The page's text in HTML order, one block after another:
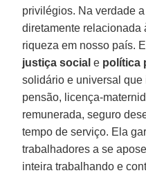
privilégios. Na verdade a
diretamente relacionada
riqueza em nosso país.
justiça social e política
solidário e universal que
pensão, licença-
remunerada, seguro
tempo de serviço. Ela
trabalhadores a se
inteira trabalhando e